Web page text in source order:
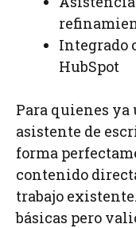
Integrado
HubSpot
Para quienes
asistente de
forma
contenido
trabajo
básicas pero